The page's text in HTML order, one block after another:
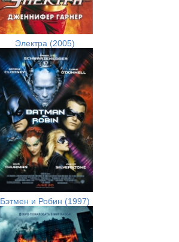
Электра (2005)
Бэтмен и Робин (1997)